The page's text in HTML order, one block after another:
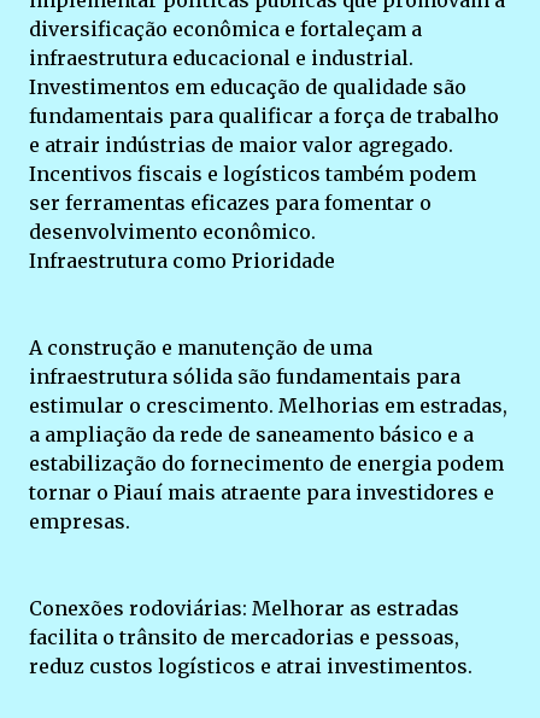
diversificação econômica e fortaleçam a
infraestrutura educacional e industrial.
Investimentos em educação de qualidade são
fundamentais para qualificar a força de trabalho
e atrair indústrias de maior valor agregado.
Incentivos fiscais e logísticos também podem
ser ferramentas eficazes para fomentar o
desenvolvimento econômico.
Infraestrutura como Prioridade
A construção e manutenção de uma
infraestrutura sólida são fundamentais para
estimular o crescimento. Melhorias em estradas,
a ampliação da rede de saneamento básico e a
estabilização do fornecimento de energia podem
tornar o Piauí mais atraente para investidores e
empresas.
Conexões rodoviárias: Melhorar as estradas
facilita o trânsito de mercadorias e pessoas,
reduz custos logísticos e atrai investimentos.